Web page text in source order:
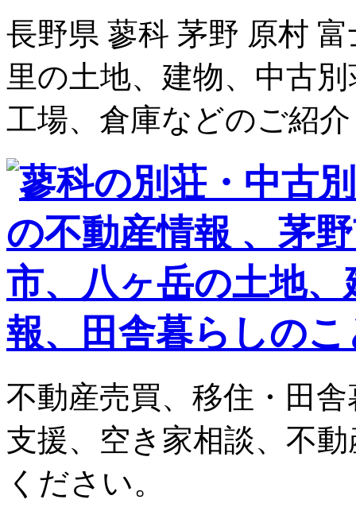
長野県 蓼科 茅野 原村
里の土地、建物、中古
工場、倉庫などのご紹介
不動産売買、移住・田
支援、空き家相談、不
ください。